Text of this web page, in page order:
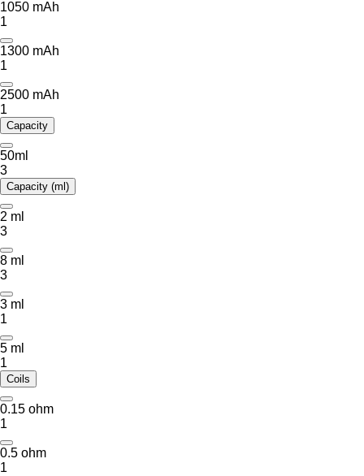
1050 mAh
1
1300 mAh
1
2500 mAh
1
Capacity
50ml
3
Capacity (ml)
2 ml
3
8 ml
3
3 ml
1
5 ml
1
Coils
0.15 ohm
1
0.5 ohm
1